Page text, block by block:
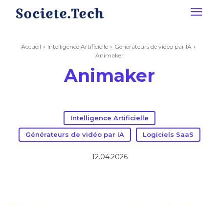
Accueil Intelligence Artificielle
Générateurs de vidéo par IA
Animaker
Animaker
Intelligence Artificielle
Générateurs de vidéo par IA Logiciels SaaS
12.04.2026